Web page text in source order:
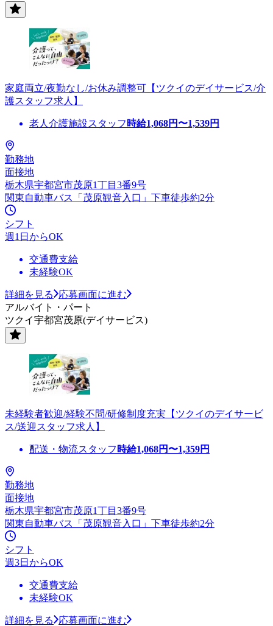
家庭両立/夜勤なし/お休み調整可【ツクイのデイサービス/介
護スタッフ求人】
老人介護施設スタッフ 時給1,068円〜1,539円
勤務地
面接地
栃木県宇都宮市茂原1丁目3番9号
関東自動車バス「茂原観音入口」下車徒歩約2分
シフト
週1日からOK
交通費支給
未経験OK
詳細を見る
応募画面に進む
アルバイト・パート
ツクイ宇都宮茂原(デイサービス)
未経験者歓迎/経験不問/研修制度充実【ツクイのデイサービ
ス/送迎スタッフ求人】
配送・物流スタッフ 時給1,068円〜1,359円
勤務地
面接地
栃木県宇都宮市茂原1丁目3番9号
関東自動車バス「茂原観音入口」下車徒歩約2分
シフト
週3日からOK
交通費支給
未経験OK
詳細を見る
応募画面に進む